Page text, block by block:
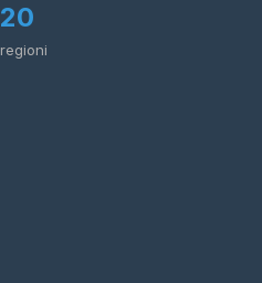
20
regioni